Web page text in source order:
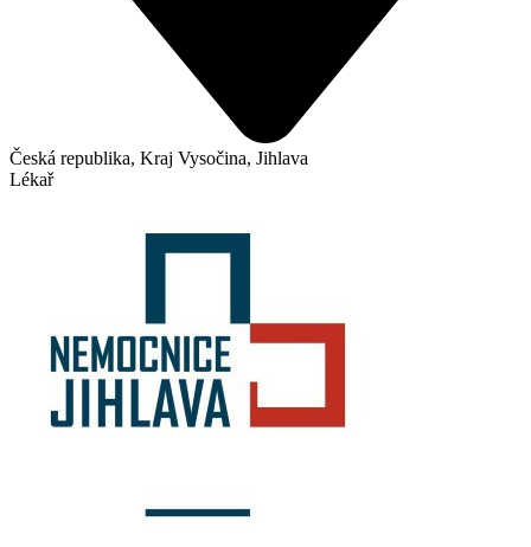
Česká republika, Kraj Vysočina, Jihlava
Lékař